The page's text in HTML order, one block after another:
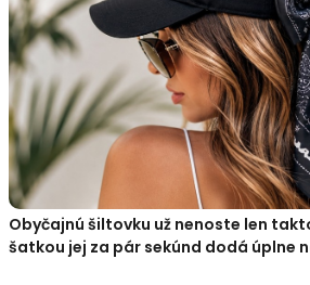
Obyčajnú šiltovku už nenoste len
šatkou jej za pár sekúnd dodá úplne